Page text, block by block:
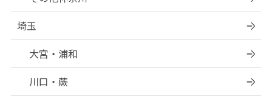
埼玉
大宮・浦和
川口・蕨